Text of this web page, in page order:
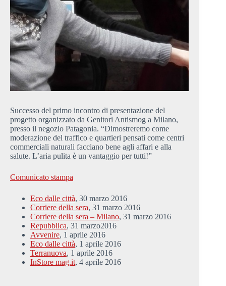
Successo del primo incontro di presentazione del
progetto organizzato da Genitori Antismog a Milano,
presso il negozio Patagonia. “Dimostreremo come
moderazione del traffico e quartieri pensati come centri
commerciali naturali facciano bene agli affari e alla
salute. L’aria pulita è un vantaggio per tutti!”
Comunicato stampa
Eco dalle città, 30 marzo 2016
Corriere della sera, 31 marzo 2016
Corriere della sera – Milano, 31 marzo 2016
Repubblica, 31 marzo2016
Avvenire, 1 aprile 2016
Eco dalle città, 1 aprile 2016
Terranuova, 1 aprile 2016
InStore mag.it, 4 aprile 2016